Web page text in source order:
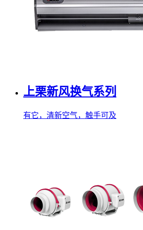
上栗新风换气系列
有它，清新空气，触手可及